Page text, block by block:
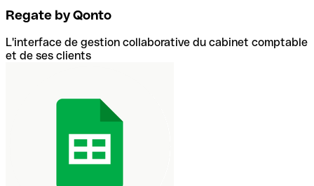
Regate by Qonto
L'interface de gestion collaborative du cabinet comptable
et de ses clients